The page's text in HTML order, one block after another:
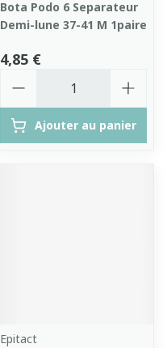
Bota Podo 6 Separateur
Demi-lune 37-41 M 1paire
4,85 €
Ajouter au panier
Epitact